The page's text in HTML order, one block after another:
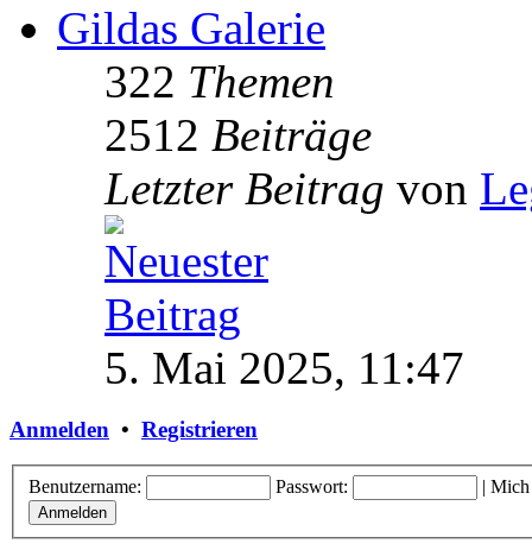
Gildas Galerie
322 Themen
2512 Beiträge
Letzter Beitrag von
5. Mai 2025, 11:47
Anmelden • Registrieren
Benutzername: Passwort: | Mich